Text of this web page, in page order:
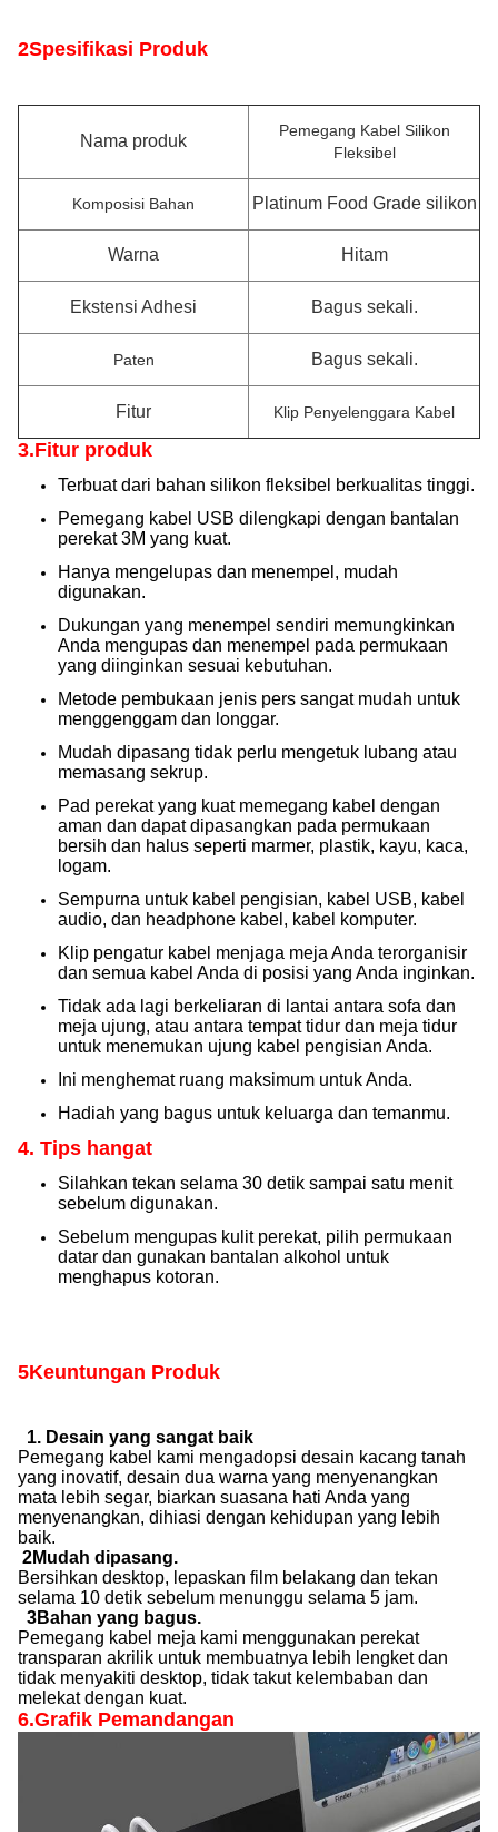
2Spesifikasi Produk
Nama produk
Pemegang Kabel Silikon
Fleksibel
Komposisi Bahan Platinum Food Grade silikon
Warna Hitam
Ekstensi Adhesi Bagus sekali.
Paten Bagus sekali.
Fitur Klip Penyelenggara Kabel
3.Fitur produk
Terbuat dari bahan silikon fleksibel berkualitas tinggi.
Pemegang kabel USB dilengkapi dengan bantalan
perekat 3M yang kuat.
Hanya mengelupas dan menempel, mudah
digunakan.
Dukungan yang menempel sendiri memungkinkan
Anda mengupas dan menempel pada permukaan
yang diinginkan sesuai kebutuhan.
Metode pembukaan jenis pers sangat mudah untuk
menggenggam dan longgar.
Mudah dipasang tidak perlu mengetuk lubang atau
memasang sekrup.
Pad perekat yang kuat memegang kabel dengan
aman dan dapat dipasangkan pada permukaan
bersih dan halus seperti marmer, plastik, kayu, kaca,
logam.
Sempurna untuk kabel pengisian, kabel USB, kabel
audio, dan headphone kabel, kabel komputer.
Klip pengatur kabel menjaga meja Anda terorganisir
dan semua kabel Anda di posisi yang Anda inginkan.
Tidak ada lagi berkeliaran di lantai antara sofa dan
meja ujung, atau antara tempat tidur dan meja tidur
untuk menemukan ujung kabel pengisian Anda.
Ini menghemat ruang maksimum untuk Anda.
Hadiah yang bagus untuk keluarga dan temanmu.
4. Tips hangat
Silahkan tekan selama 30 detik sampai satu menit
sebelum digunakan.
Sebelum mengupas kulit perekat, pilih permukaan
datar dan gunakan bantalan alkohol untuk
menghapus kotoran.
5Keuntungan Produk
1. Desain yang sangat baik
Pemegang kabel kami mengadopsi desain kacang tanah
yang inovatif, desain dua warna yang menyenangkan
mata lebih segar, biarkan suasana hati Anda yang
menyenangkan, dihiasi dengan kehidupan yang lebih
baik.
2Mudah dipasang.
Bersihkan desktop, lepaskan film belakang dan tekan
selama 10 detik sebelum menunggu selama 5 jam.
3Bahan yang bagus.
Pemegang kabel meja kami menggunakan perekat
transparan akrilik untuk membuatnya lebih lengket dan
tidak menyakiti desktop, tidak takut kelembaban dan
melekat dengan kuat.
6.Grafik Pemandangan